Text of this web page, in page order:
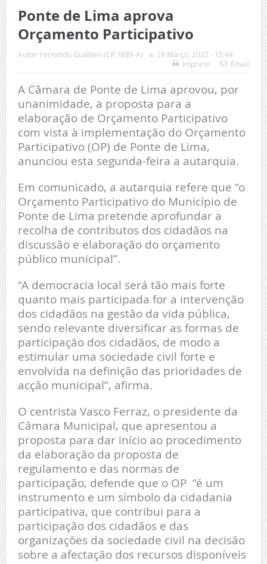
Ponte de Lima aprova
Orçamento Participativo
Autor: Fernando Gualtieri (CP 7889-A) a: 28 Março, 2022 - 15:44
Imprimir
Email
A Câmara de Ponte de Lima aprovou, por
unanimidade, a proposta para a
elaboração de Orçamento Participativo
com vista à implementação do Orçamento
Participativo (OP) de Ponte de Lima,
anunciou esta segunda-feira a autarquia.
Em comunicado, a autarquia refere que “o
Orçamento Participativo do Município de
Ponte de Lima pretende aprofundar a
recolha de contributos dos cidadãos na
discussão e elaboração do orçamento
público municipal”.
“A democracia local será tão mais forte
quanto mais participada for a intervenção
dos cidadãos na gestão da vida pública,
sendo relevante diversificar as formas de
participação dos cidadãos, de modo a
estimular uma sociedade civil forte e
envolvida na definição das prioridades de
acção municipal”, afirma.
O centrista Vasco Ferraz, o presidente da
Câmara Municipal, que apresentou a
proposta para dar início ao procedimento
da elaboração da proposta de
regulamento e das normas de
participação, defende que o OP “é um
instrumento e um símbolo da cidadania
participativa, que contribui para a
participação dos cidadãos e das
organizações da sociedade civil na decisão
sobre a afectação dos recursos disponíveis